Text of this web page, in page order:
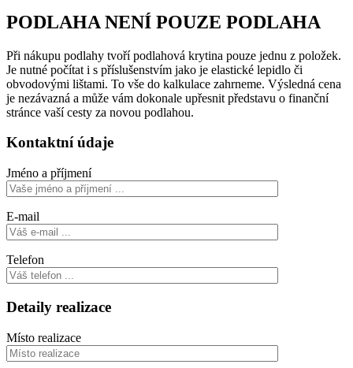
PODLAHA NENÍ POUZE PODLAHA
Při nákupu podlahy tvoří podlahová krytina pouze jednu z položek.
Je nutné počítat i s příslušenstvím jako je elastické lepidlo či
obvodovými lištami. To vše do kalkulace zahrneme. Výsledná cena
je nezávazná a může vám dokonale upřesnit představu o finanční
stránce vaší cesty za novou podlahou.
Kontaktní údaje
Jméno a příjmení
E-mail
Telefon
Detaily realizace
Místo realizace